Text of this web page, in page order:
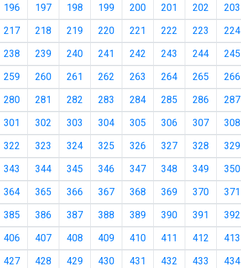
196 197 198 199 200 201 202 203
217 218 219 220 221 222 223 224
238 239 240 241 242 243 244 245
259 260 261 262 263 264 265 266
280 281 282 283 284 285 286 287
301 302 303 304 305 306 307 308
322 323 324 325 326 327 328 329
343 344 345 346 347 348 349 350
364 365 366 367 368 369 370 371
385 386 387 388 389 390 391 392
406 407 408 409 410 411 412 413
427 428 429 430 431 432 433 434